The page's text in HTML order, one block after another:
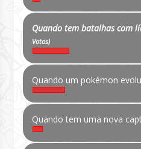
Quando tem batalhas com
Votos)
Quando um pokémon
Quando tem uma nova